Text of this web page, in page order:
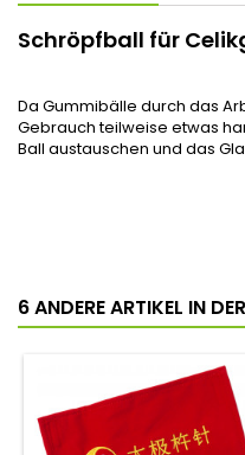
Schröpfball für
Da Gummibälle durch das
Gebrauch teilweise etwas
Ball austauschen und das
6 ANDERE ARTIKEL IN